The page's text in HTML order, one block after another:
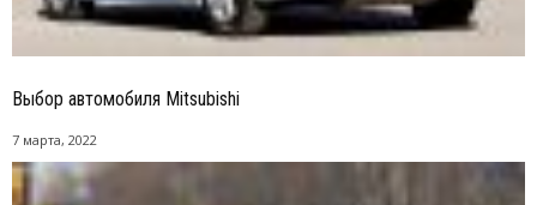
Выбор автомобиля Mitsubishi
7 марта, 2022